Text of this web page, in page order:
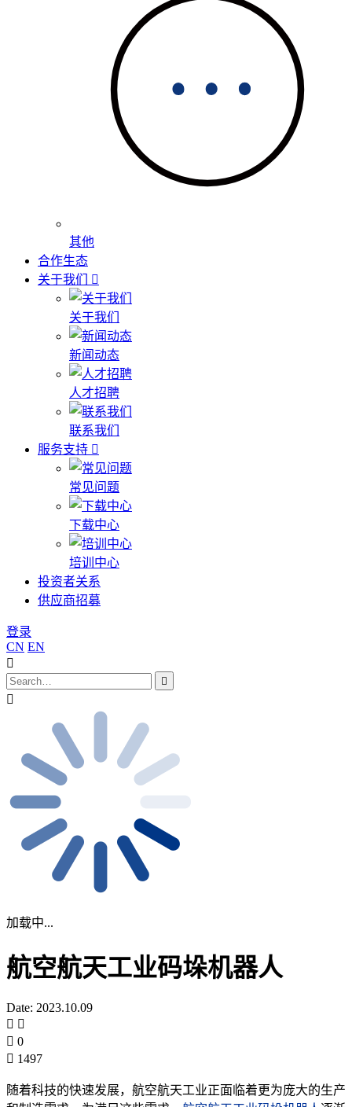
其他
合作生态
关于我们
关于我们
新闻动态
人才招聘
联系我们
服务支持
常见问题
下载中心
培训中心
投资者关系
供应商招募
登录
CN EN
加载中...
航空航天工业码垛机器人
Date: 2023.10.09
0
1497
随着科技的快速发展，航空航天工业正面临着更为庞大的生产